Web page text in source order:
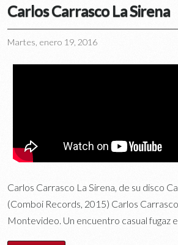
Carlos Carrasco La Sirena
Martes, enero 19, 2016
Carlos Carrasco La Sirena, de su disco
(Comboi Records, 2015) Carlos
Montevideo. Un encuentro casual fugaz